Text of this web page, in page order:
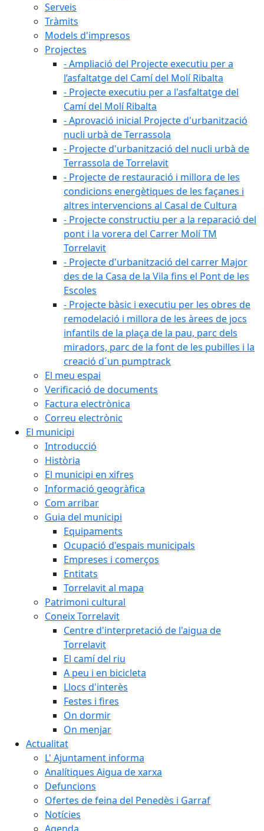
Serveis
Tràmits
Models d'impresos
Projectes
- Ampliació del Projecte executiu per a
l’asfaltatge del Camí del Molí Ribalta
- Projecte executiu per a l'asfaltatge del
Camí del Molí Ribalta
- Aprovació inicial Projecte d'urbanització
nucli urbà de Terrassola
- Projecte d'urbanització del nucli urbà de
Terrassola de Torrelavit
- Projecte de restauració i millora de les
condicions energètiques de les façanes i
altres intervencions al Casal de Cultura
- Projecte constructiu per a la reparació del
pont i la vorera del Carrer Molí TM
Torrelavit
- Projecte d'urbanització del carrer Major
des de la Casa de la Vila fins el Pont de les
Escoles
- Projecte bàsic i executiu per les obres de
remodelació i millora de les àrees de jocs
infantils de la plaça de la pau, parc dels
miradors, parc de la font de les pubilles i la
creació d´un pumptrack
El meu espai
Verificació de documents
Factura electrònica
Correu electrònic
El municipi
Introducció
Història
El municipi en xifres
Informació geogràfica
Com arribar
Guia del municipi
Equipaments
Ocupació d'espais municipals
Empreses i comerços
Entitats
Torrelavit al mapa
Patrimoni cultural
Coneix Torrelavit
Centre d'interpretació de l'aigua de
Torrelavit
El camí del riu
A peu i en bicicleta
Llocs d'interès
Festes i fires
On dormir
On menjar
Actualitat
L' Ajuntament informa
Analítiques Aigua de xarxa
Defuncions
Ofertes de feina del Penedès i Garraf
Notícies